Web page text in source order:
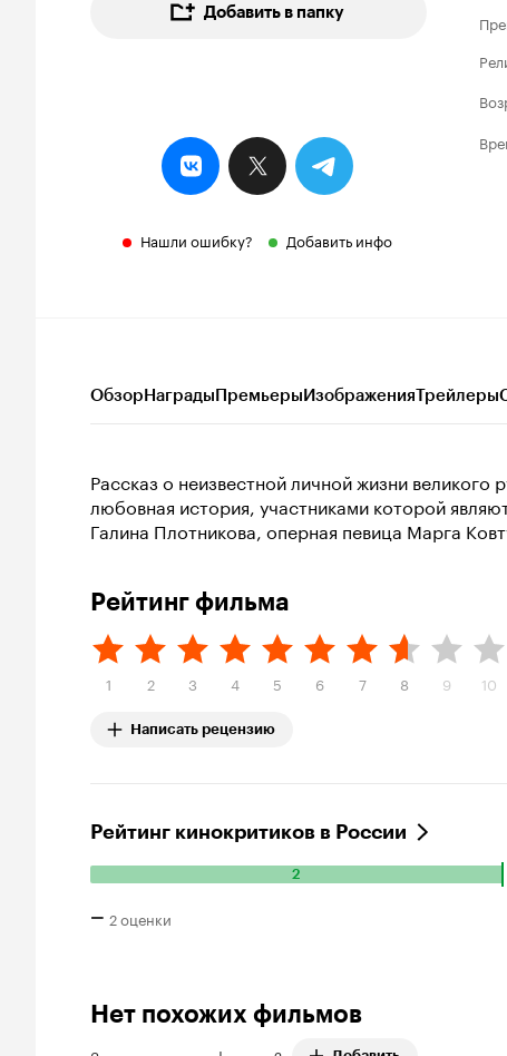
Добавить в папку
Нашли ошибку? Добавить инфо
ОбзорНаградыПремьерыИзображенияТрейлеры
Рассказ о неизвестной личной жизни великого
любовная история, участниками которой
Галина Плотникова, оперная певица Марга
Рейтинг фильма
1 2 3 4 5 6 7 8 9 10
Написать рецензию
Рейтинг кинокритиков в России
2
Количество положительных оценок: 2.
– 2 оценки
Нет похожих фильмов